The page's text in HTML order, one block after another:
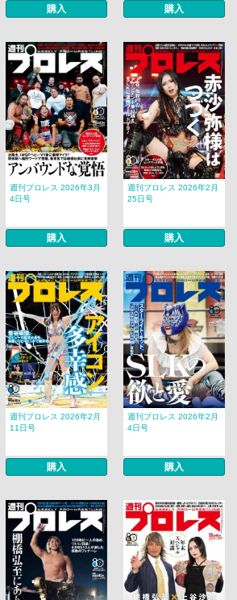
購入 購入
週刊プロレス 2026年3月
4日号
購入
週刊プロレス 2026年2月
25日号
購入
週刊プロレス 2026年2月
11日号
購入
週刊プロレス 2026年2月
4日号
購入